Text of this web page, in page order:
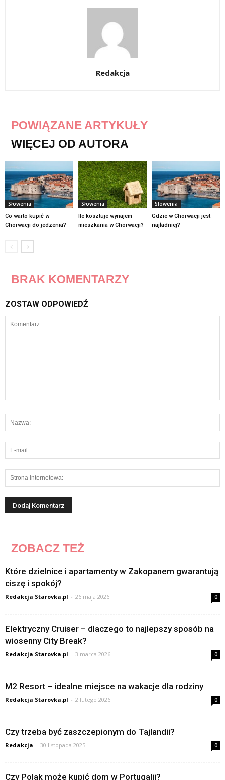
Redakcja
POWIĄZANE ARTYKUŁY
WIĘCEJ OD AUTORA
Słowenia
Co warto kupić w
Chorwacji do jedzenia?
Słowenia
Ile kosztuje wynajem
mieszkania w Chorwacji?
Słowenia
Gdzie w Chorwacji jest
najładniej?
BRAK KOMENTARZY
ZOSTAW ODPOWIEDŹ
ZOBACZ TEŻ
Które dzielnice i apartamenty w Zakopanem gwarantują
ciszę i spokój?
Redakcja Starovka.pl - 26 maja 2026 0
Elektryczny Cruiser – dlaczego to najlepszy sposób na
wiosenny City Break?
Redakcja Starovka.pl - 3 marca 2026 0
M2 Resort – idealne miejsce na wakacje dla rodziny
Redakcja Starovka.pl - 2 lutego 2026 0
Czy trzeba być zaszczepionym do Tajlandii?
Redakcja - 30 listopada 2025 0
Czy Polak może kupić dom w Portugalii?